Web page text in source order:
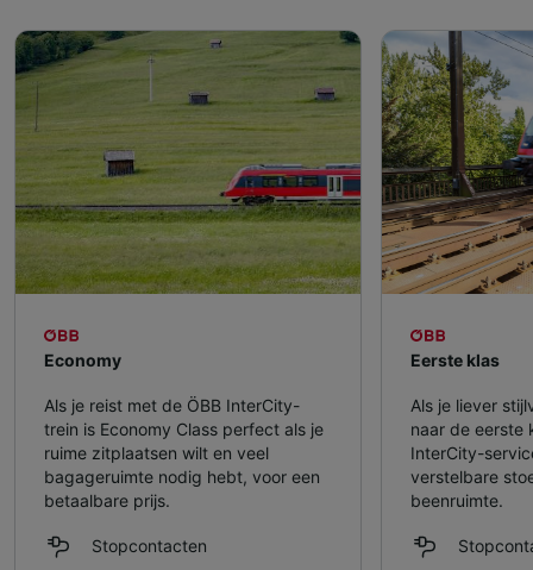
Economy
Als je reist met de ÖBB InterCity-
trein is Economy Class perfect als je
ruime zitplaatsen wilt en veel
bagageruimte nodig hebt, voor een
betaalbare prijs.
Stopcontacten
Eerste klas
Als je liever
naar de eerste
InterCity-
verstelbare
beenruimte.